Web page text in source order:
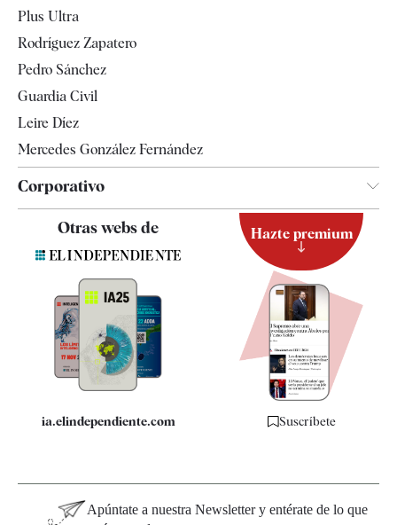
Televisión
Plus Ultra
Rodríguez Zapatero
Pedro Sánchez
Guardia Civil
Leire Díez
Mercedes González Fernández
Corporativo
Contacto
Quiénes somos
Especificaciones
Otras webs de
ia.elindependiente.com
Hazte premium
Suscríbete
Apúntate a nuestra Newsletter y entérate de lo que